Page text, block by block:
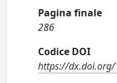
Pagina finale
286
Codice DOI
https://